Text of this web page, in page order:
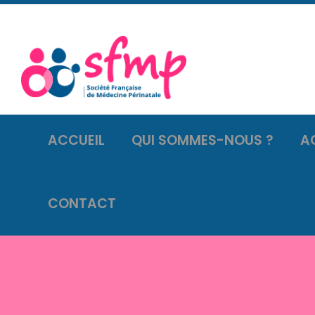
ACCUEIL QUI SOMMES-NOUS ?
CONTACT